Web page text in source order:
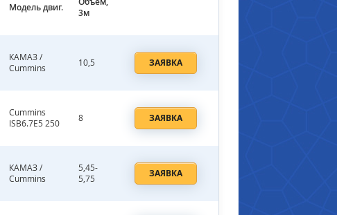
Модель двиг.
3м
КАМАЗ /
Cummins
10,5 ЗАЯВКА
Cummins
ISB6.7E5 250
8 ЗАЯВКА
КАМАЗ /
Cummins
5,45-
5,75
ЗАЯВКА